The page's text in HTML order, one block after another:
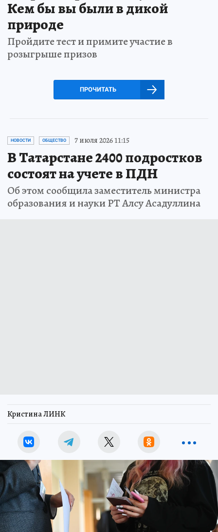
Кем бы вы были в дикой
природе
Пройдите тест и примите участие в
розыгрыше призов
ПРОЧИТАТЬ
НОВОСТИ ОБЩЕСТВО 7 июля 2026 11:15
В Татарстане 2400 подростков
состоят на учете в ПДН
Об этом сообщила заместитель министра
образования и науки РТ Алсу Асадуллина
Кристина ЛИНК